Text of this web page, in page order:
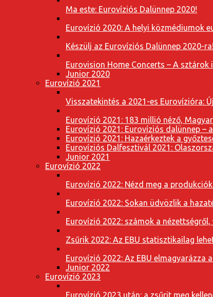
Ma este: Eurovíziós Dalünnep 2020!
Eurovízió 2020: A helyi közmédiumok
Készülj az Eurovíziós Dalünnep 2020-ra!
Eurovision Home Concerts – A
Junior 2020
Eurovízió 2021
Visszatekintés a 2021-es Eurovízióra:
Eurovízió 2021: 183 millió néző,
Eurovízió 2021: Eurovíziós dalünnep –
Eurovízió 2021: Hazaérkeztek a
Eurovíziós Dalfesztivál 2021:
Junior 2021
Eurovízió 2022
Eurovízió 2022: Nézd meg a
Eurovízió 2022: Sokan üdvözlik a
Eurovízió 2022: számok a
Zsűrik 2022: Az EBU statisztikailag
Eurovízió 2022: Az EBU
Junior 2022
Eurovízió 2023
Eurovízió 2023 után: a zsűrit meg